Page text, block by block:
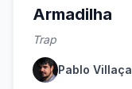
Armadilha
Trap
Pablo Villaça